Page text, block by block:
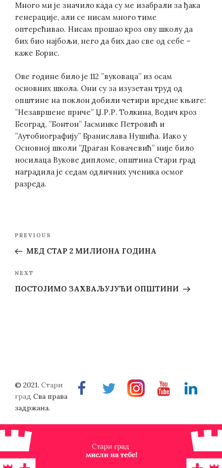
Много ми је значило када су ме изабрали за ђака
генерације, али се нисам много тиме
оптерећивао. Нисам прошао кроз ову школу да
бих био најбољи, него да бих дао све од себе –
каже Борис.
Ове године било је 112 ”вуковаца” из осам
основних школа. Они су за изузетан труд од
општине на поклон добили четири вредне књиге:
”Незавршене приче” Џ.Р.Р. Толкина, Водич кроз
Београд, ”Бонтон” Јасминке Петровић и
”Аутобиографију” Бранислава Нушића. Иако у
Основној школи ”Драган Ковачевић” није било
носилаца Вукове дипломе, општина Стари град
наградила је седам одличних ученика осмог
разреда.
Post
Previous
Post
PREVIOUS
МЕД СТАР 2 МИЛИОНА ГОДИНА
Next
Post
NEXT
ПОСТОЈИМО ЗАХВАЉУЈУЋИ ОПШТИНИ
FacebookTwitterInstragramYoutubeLinkedin
© 2021. Стари
град Сва права
задржана.